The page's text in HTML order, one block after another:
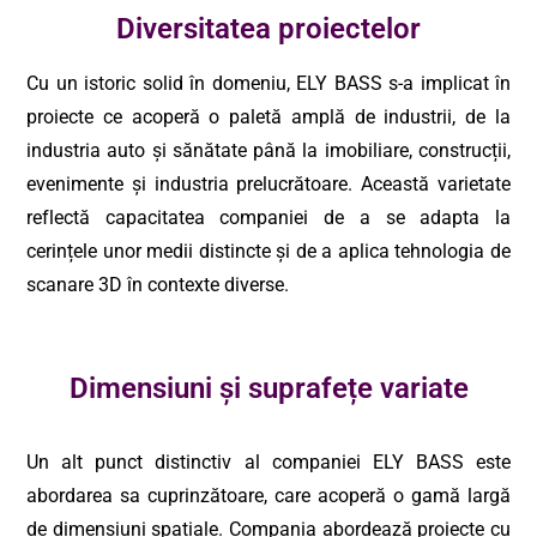
Diversitatea proiectelor
Cu un istoric solid în domeniu, ELY BASS s-a implicat în
proiecte ce acoperă o paletă amplă de industrii, de la
industria auto și sănătate până la imobiliare, construcții,
evenimente și industria prelucrătoare. Această varietate
reflectă capacitatea companiei de a se adapta la
cerințele unor medii distincte și de a aplica tehnologia de
scanare 3D în contexte diverse.
Dimensiuni și suprafețe variate
Un alt punct distinctiv al companiei ELY BASS este
abordarea sa cuprinzătoare, care acoperă o gamă largă
de dimensiuni spațiale. Compania abordează proiecte cu